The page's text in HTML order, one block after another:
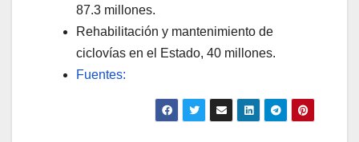
87.3 millones.
Rehabilitación y mantenimiento de
ciclovías en el Estado, 40 millones.
Fuentes: